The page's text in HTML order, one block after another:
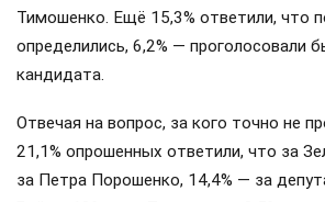
Тимошенко. Ещё 15,3% ответили, что
определились, 6,2% — проголосовали
кандидата.
Отвечая на вопрос, за кого точно не
21,1% опрошенных ответили, что за
за Петра Порошенко, 14,4% — за